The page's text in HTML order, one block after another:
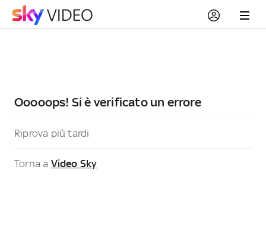
Ooooops! Si è verificato un errore
Riprova più tardi
Torna a Video Sky